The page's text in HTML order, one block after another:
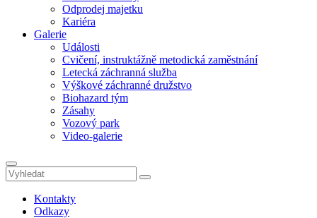
Odprodej majetku
Kariéra
Galerie
Události
Cvičení, instruktážně metodická zaměstnání
Letecká záchranná služba
Výškové záchranné družstvo
Biohazard tým
Zásahy
Vozový park
Video-galerie
Kontakty
Odkazy